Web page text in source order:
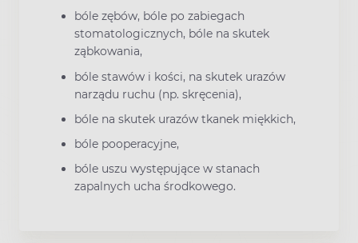
bóle zębów, bóle po zabiegach
stomatologicznych, bóle na skutek
ząbkowania,
bóle stawów i kości, na skutek urazów
narządu ruchu (np. skręcenia),
bóle na skutek urazów tkanek miękkich,
bóle pooperacyjne,
bóle uszu występujące w stanach
zapalnych ucha środkowego.